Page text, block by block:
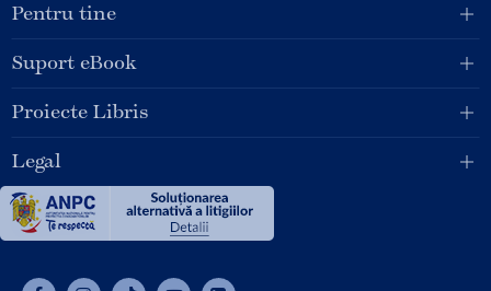
Pentru tine
Suport eBook
Proiecte Libris
Legal